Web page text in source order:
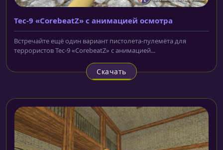
Tec-9 «CorebeatZ» с анимацией осмотра
Встречайте ещё один вариант пистолета-пулемёта для
террористов Tec-9 «CorebeatZ» с анимацией...
Скачать